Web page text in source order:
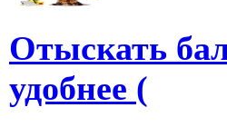
Отыскать
удобнее (